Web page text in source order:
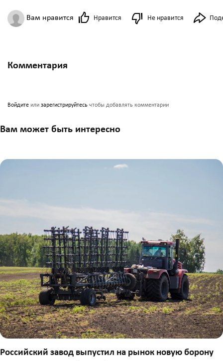
Вам нравится Нравится Не нравится
Комментария
Войдите или зарегистрируйтесь чтобы добавлять комментарии
Вам может быть интересно
Российский завод выпустил на рынок новую борону